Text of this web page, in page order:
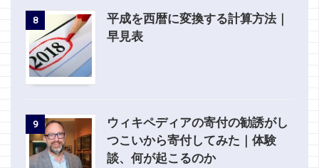
8
平成を西暦に変換する計算方法｜
早見表
9
ウィキペディアの寄付の勧誘がし
つこいから寄付してみた｜体験
談、何が起こるのか